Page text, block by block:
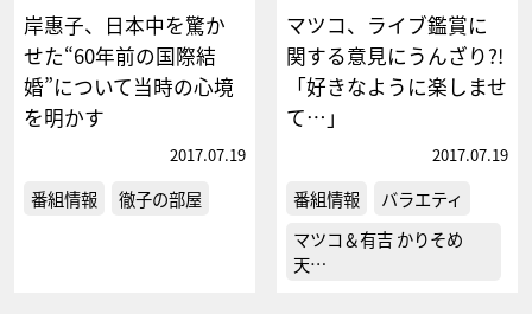
岸惠子、日本中を驚か
せた“60年前の国際結
婚”について当時の心境
を明かす
2017.07.19
番組情報 徹子の部屋
マツコ、ライブ鑑賞に
関する意見にうんざり?!
「好きなように楽しませ
て…」
2017.07.19
番組情報
バラエティ
マツコ＆有吉 かりそめ
天…